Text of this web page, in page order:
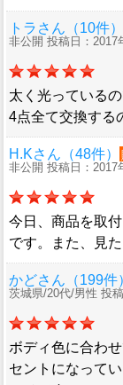
トラさん（10件）
非公開 投稿日：2017
太く光っている
4点全て交換する
H.Kさん（48件）
非公開 投稿日：2017
今日、商品を取
です。また、見
かどさん（199件
茨城県/20代/男性 投
ボディ色に合わ
セントになって